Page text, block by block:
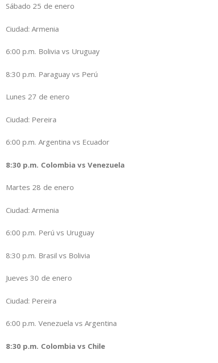
Sábado 25 de enero
Ciudad: Armenia
6:00 p.m. Bolivia vs Uruguay
8:30 p.m. Paraguay vs Perú
Lunes 27 de enero
Ciudad: Pereira
6:00 p.m. Argentina vs Ecuador
8:30 p.m. Colombia vs Venezuela
Martes 28 de enero
Ciudad: Armenia
6:00 p.m. Perú vs Uruguay
8:30 p.m. Brasil vs Bolivia
Jueves 30 de enero
Ciudad: Pereira
6:00 p.m. Venezuela vs Argentina
8:30 p.m. Colombia vs Chile